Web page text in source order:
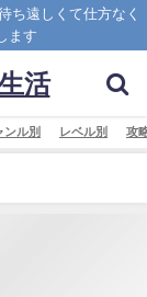
ち遠しくて仕方なく
ます
活
ンル別 レベル別 攻